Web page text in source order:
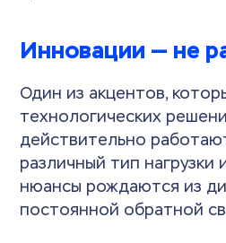
Инновации — не
Один из акцентов,
технологических
действительно
различный тип
нюансы рождаются из
постоянной обратной